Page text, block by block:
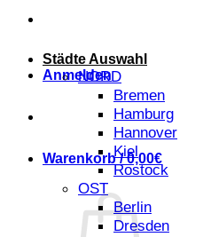
Anmelden
Warenkorb /0,00€
Städte Auswahl
NORD
Bremen
Hamburg
Hannover
Kiel
Rostock
OST
Berlin
Dresden